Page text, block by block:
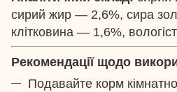
сирий жир — 2,6%, сира
клітковина — 1,6%,
Рекомендації щодо
Подавайте корм